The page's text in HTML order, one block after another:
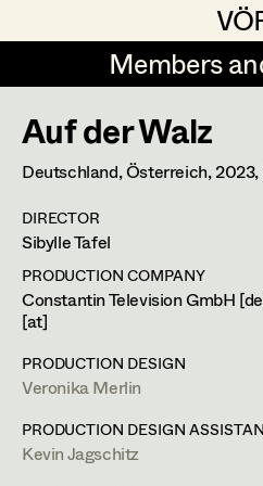
Members
Members
DE EN
Art Department
Costume
Honorary Members
YEAR
2026
PROJECT
30 Bullets
A. Arash Riahi, Cinema
S. Tafel, TV
Crystal Wall -
C. Klant, Wiederkehr, TV
Der Geier - Blut &
Auf der Walz
Deutschland, Österreich,2023
DIRECTOR
Sibylle Tafel
PRODUCTION COMPANY
Constantin Television GmbH
[at]
PRODUCTION DESIGN
Veronika Merlin
PRODUCTION DESIGN
Kevin Jagschitz